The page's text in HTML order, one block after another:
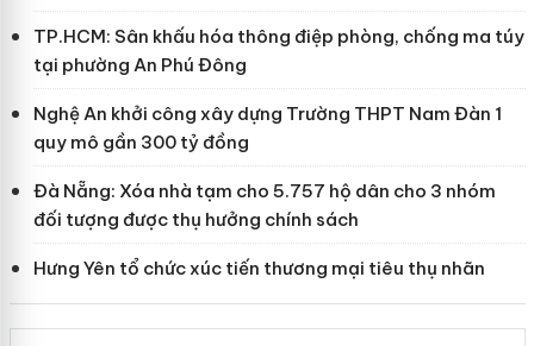
TP.HCM: Sân khấu hóa thông điệp phòng, chống ma túy
tại phường An Phú Đông
Nghệ An khởi công xây dựng Trường THPT Nam Đàn 1
quy mô gần 300 tỷ đồng
Đà Nẵng: Xóa nhà tạm cho 5.757 hộ dân cho 3 nhóm
đối tượng được thụ hưởng chính sách
Hưng Yên tổ chức xúc tiến thương mại tiêu thụ nhãn